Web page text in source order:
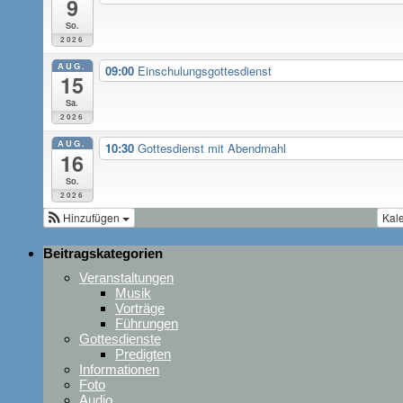
9
So.
2026
AUG.
15
Sa.
2026
09:00 Einschulungsgottesdienst
AUG.
16
So.
2026
10:30 Gottesdienst mit Abendmahl
Hinzufügen
Beitragskategorien
Veranstaltungen
Musik
Vorträge
Führungen
Gottesdienste
Predigten
Informationen
Foto
Audio